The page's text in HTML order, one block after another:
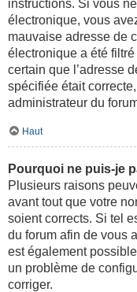
instructions. Si vous
électronique, vous
mauvaise adresse de
électronique a été
certain que l’adresse
spécifiée était
administrateur du
Haut
Pourquoi ne puis-je
Plusieurs raisons
avant tout que votre
soient corrects. Si tel
du forum afin de vous
est également
un problème de
corriger.